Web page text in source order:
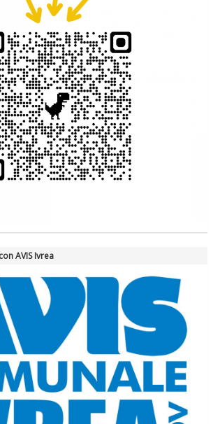
InBlu2000 traccia il bilancio della stagione
rallenta ma prosegue anche in estate
AVIS Ivrea